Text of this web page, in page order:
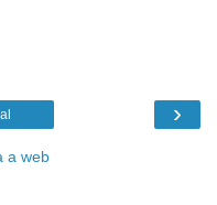
›
a web